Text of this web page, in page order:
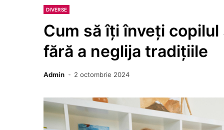
DIVERSE
Cum să îți înveți
fără a neglija tradițiile
Admin 2 octombrie 2024